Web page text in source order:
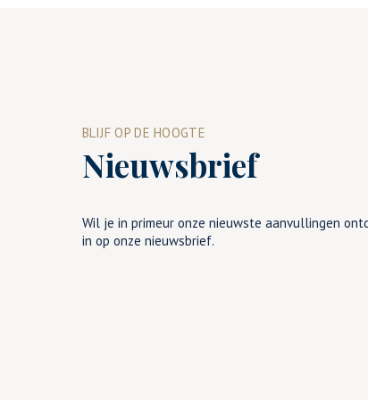
BLIJF OP DE HOOGTE
Nieuwsbrief
Wil je in primeur onze nieuwste aanvullingen
in op onze nieuwsbrief.